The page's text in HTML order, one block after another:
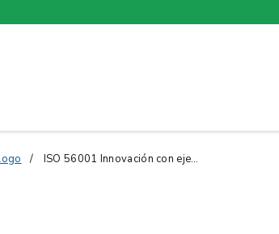
ISO 56001 Innovación con ejercicios prácticos